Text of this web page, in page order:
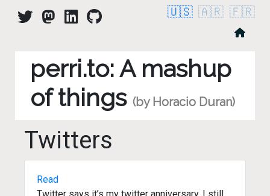
🇺🇸 🇦🇷 🇫🇷
perri.to: A mashup
of things (by Horacio Duran)
Twitters
Read